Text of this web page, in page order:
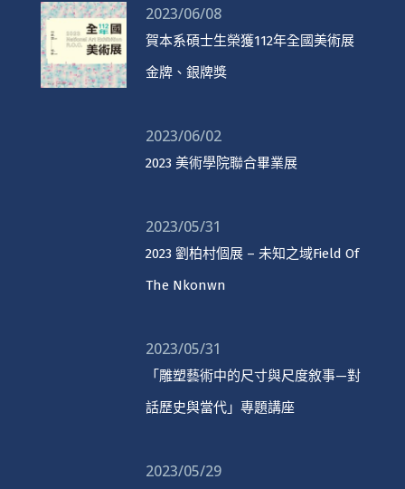
2023/06/08
賀本系碩士生榮獲112年全國美術展
金牌、銀牌獎
2023/06/02
2023 美術學院聯合畢業展
2023/05/31
2023 劉柏村個展 – 未知之域Field Of
The Nkonwn
2023/05/31
「雕塑藝術中的尺寸與尺度敘事—對
話歷史與當代」專題講座
2023/05/29